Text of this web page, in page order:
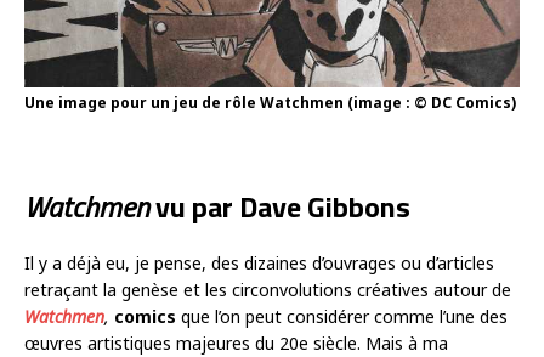
Une image pour un jeu de rôle Watchmen (image : © DC Comics)
Watchmenvu par Dave Gibbons
Il y a déjà eu, je pense, des dizaines d’ouvrages ou d’articles
retraçant la genèse et les circonvolutions créatives autour de
Watchmen, comics que l’on peut considérer comme l’une des
œuvres artistiques majeures du 20e siècle. Mais à ma